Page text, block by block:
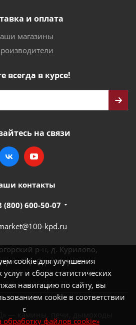
cookie для улучшения
и сбора статистических
навигацию по сайту, вы
cookie в соответствии
с
обработку файлов cookie»
и оплата
магазины
всегда в курсе!
на связи
контакты
(800) 600-50-07
kpd.ru
р-н, д. Курилово,
СЦ «СтройСервис»
— камины, печи, дымоходы